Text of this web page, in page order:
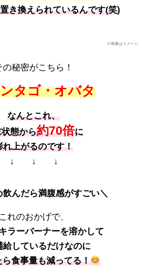
き換えられているんです(笑)
※画像はイメージ
の秘密がこちら！
タゴ・オバタ
なんとこれ、
態から約70倍に
れ上がるのです！
↓ ↓ ↓
飲んだら満腹感がすごい＼
これのおかげで、
ラーバーナーを溶かして
給しているだけなのに
ら食事量も減ってる！